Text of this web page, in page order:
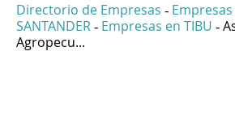
Directorio de Empresas - Empresas
SANTANDER - Empresas en TIBU -
Agropecu...